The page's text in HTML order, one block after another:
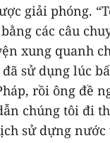
giải phóng.
các câu
xung quanh
sử dụng lúc
rồi ông đề
chúng tôi đi
sử dựng